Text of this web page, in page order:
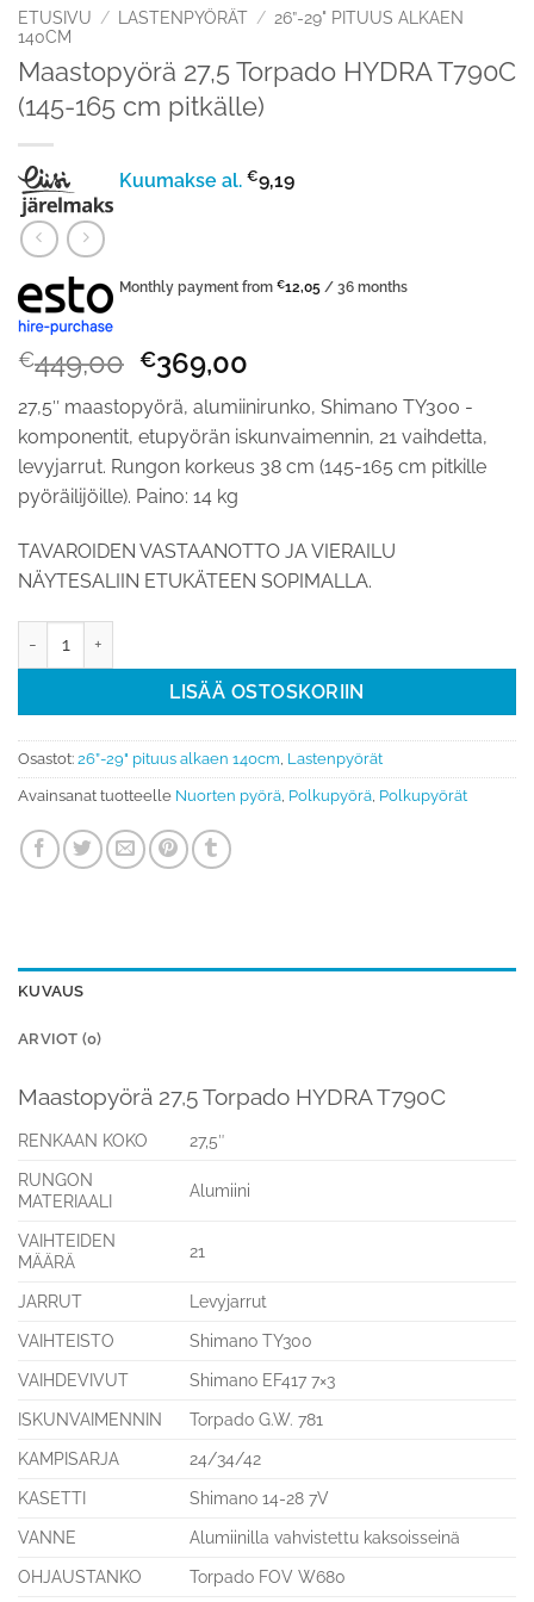
ETUSIVU / LASTENPYÖRÄT / 26”-29" PITUUS ALKAEN
140CM
Maastopyörä 27,5 Torpado HYDRA T790C
(145-165 cm pitkälle)
Kuumakse al. €9,19
Monthly payment from €12,05 / 36 months
€449,00 Alkuperäinen
hinta
oli:
€449,00.
€369,00
hinta
on:
€369,00.
27,5″ maastopyörä, alumiinirunko, Shimano TY300 -
komponentit, etupyörän iskunvaimennin, 21 vaihdetta,
levyjarrut. Rungon korkeus 38 cm (145-165 cm pitkille
pyöräilijöille). Paino: 14 kg
TAVAROIDEN VASTAANOTTO JA VIERAILU
NÄYTESALIIN ETUKÄTEEN SOPIMALLA.
LISÄÄ OSTOSKORIIN
Osastot: 26”-29" pituus alkaen 140cm Lastenpyörät
Avainsanat tuotteelle Nuorten pyörä Polkupyörä Polkupyörät
KUVAUS
ARVIOT (0)
Maastopyörä 27,5 Torpado HYDRA T790C
RENKAAN KOKO
27,5″
RUNGON
MATERIAALI
Alumiini
VAIHTEIDEN
MÄÄRÄ
21
JARRUT
Levyjarrut
VAIHTEISTO
Shimano TY300
VAIHDEVIVUT
Shimano EF417 7×3
ISKUNVAIMENNIN
Torpado G.W. 781
KAMPISARJA
24/34/42
KASETTI
Shimano 14-28 7V
VANNE
Alumiinilla vahvistettu kaksoisseinä
OHJAUSTANKO
Torpado FOV W680